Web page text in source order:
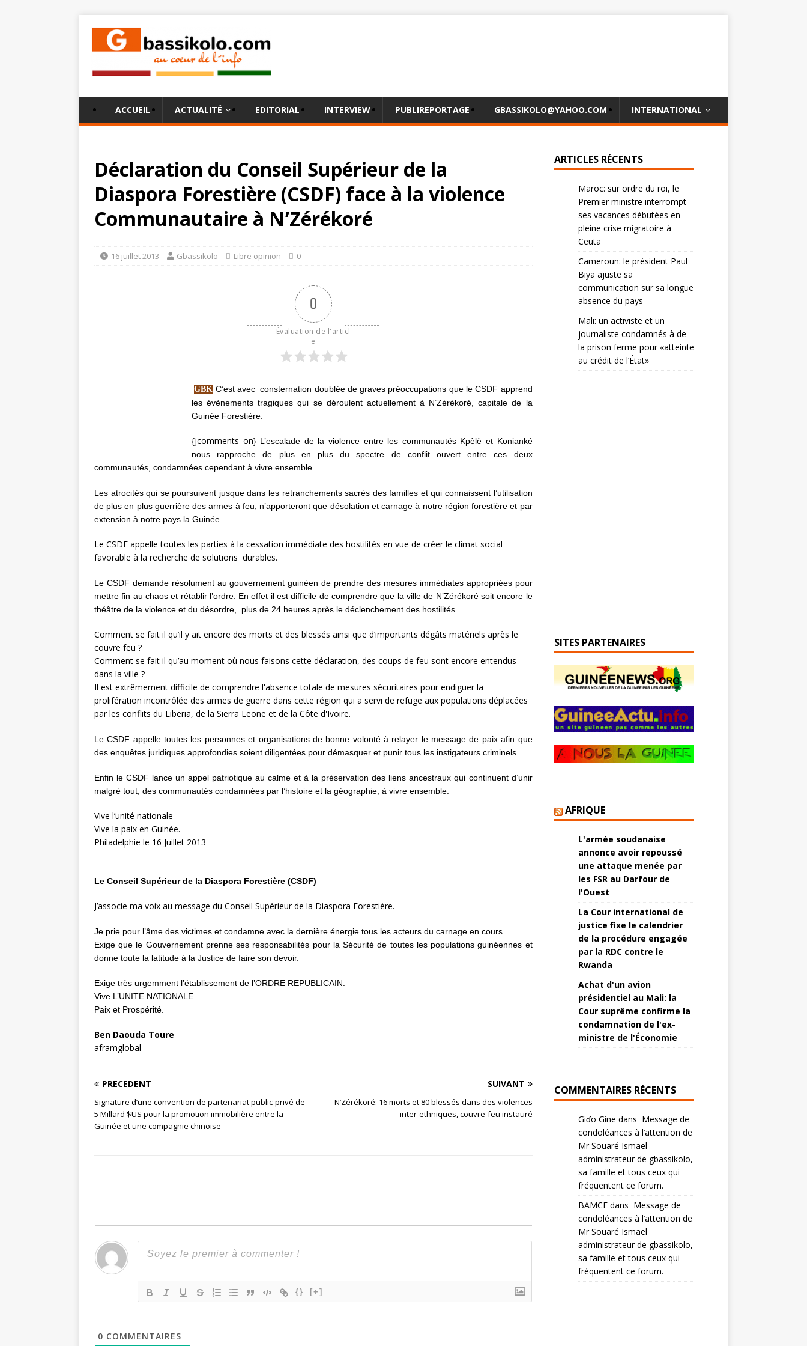
ACCUEIL ACTUALITÉ EDITORIAL INTERVIEW PUBLIREPORTAGE GBASSIKOLO@YAHOO.COM INTERNATIONAL
Déclaration du Conseil Supérieur de la
Diaspora Forestière (CSDF) face à la violence
Communautaire à N’Zérékoré
16 juillet 2013 Gbassikolo Libre opinion 0
0
Évaluation de l'articl
e
GBK C’est avec consternation doublée de graves préoccupations que le CSDF apprend
les évènements tragiques qui se déroulent actuellement à N’Zérékoré, capitale de la
Guinée Forestière.
{jcomments on}L’escalade de la violence entre les communautés Kpèlè et Konianké
nous rapproche de plus en plus du spectre de conflit ouvert entre ces deux
communautés, condamnées cependant à vivre ensemble.
Les atrocités qui se poursuivent jusque dans les retranchements sacrés des familles et qui connaissent l’utilisation
de plus en plus guerrière des armes à feu, n’apporteront que désolation et carnage à notre région forestière et par
extension à notre pays la Guinée.
Le CSDF appelle toutes les parties à la cessation immédiate des hostilités en vue de créer le climat social
favorable à la recherche de solutions durables.
Le CSDF demande résolument au gouvernement guinéen de prendre des mesures immédiates appropriées pour
mettre fin au chaos et rétablir l’ordre. En effet il est difficile de comprendre que la ville de N’Zérékoré soit encore le
théâtre de la violence et du désordre, plus de 24 heures après le déclenchement des hostilités.
Comment se fait il qu’il y ait encore des morts et des blessés ainsi que d’importants dégâts matériels après le
couvre feu ?
Comment se fait il qu’au moment où nous faisons cette déclaration, des coups de feu sont encore entendus
dans la ville ?
Il est extrêmement difficile de comprendre l'absence totale de mesures sécuritaires pour endiguer la
prolifération incontrôlée des armes de guerre dans cette région qui a servi de refuge aux populations déplacées
par les conflits du Liberia, de la Sierra Leone et de la Côte d'Ivoire.
Le CSDF appelle toutes les personnes et organisations de bonne volonté à relayer le message de paix afin que
des enquêtes juridiques approfondies soient diligentées pour démasquer et punir tous les instigateurs criminels.
Enfin le CSDF lance un appel patriotique au calme et à la préservation des liens ancestraux qui continuent d’unir
malgré tout, des communautés condamnées par l’histoire et la géographie, à vivre ensemble.
Vive l’unité nationale
Vive la paix en Guinée.
Philadelphie le 16 Juillet 2013
Le Conseil Supérieur de la Diaspora Forestière (CSDF)
J’associe ma voix au message du Conseil Supérieur de la Diaspora Forestière.
Je prie pour l’âme des victimes et condamne avec la dernière énergie tous les acteurs du carnage en cours.
Exige que le Gouvernement prenne ses responsabilités pour la Sécurité de toutes les populations guinéennes et
donne toute la latitude à la Justice de faire son devoir.
Exige très urgemment l’établissement de l’ORDRE REPUBLICAIN.
Vive L’UNITE NATIONALE
Paix et Prospérité.
Ben Daouda Toure
aframglobal
PRÉCÉDENT
Signature d’une convention de partenariat public-privé de
5 Millard $US pour la promotion immobilière entre la
Guinée et une compagnie chinoise
SUIVANT
N’Zérékoré: 16 morts et 80 blessés dans des violences
inter-ethniques, couvre-feu instauré
{} [+]
0 COMMENTAIRES
ARTICLES RÉCENTS
Maroc: sur ordre du roi, le
Premier ministre interrompt
ses vacances débutées en
pleine crise migratoire à
Ceuta
Cameroun: le président Paul
Biya ajuste sa
communication sur sa longue
absence du pays
Mali: un activiste et un
journaliste condamnés à de
la prison ferme pour «atteinte
au crédit de l’État»
SITES PARTENAIRES
AFRIQUE
L'armée soudanaise
annonce avoir repoussé
une attaque menée par
les FSR au Darfour de
l'Ouest
La Cour international de
justice fixe le calendrier
de la procédure engagée
par la RDC contre le
Rwanda
Achat d'un avion
présidentiel au Mali: la
Cour suprême confirme la
condamnation de l'ex-
ministre de l'Économie
COMMENTAIRES RÉCENTS
Giɗo Gine dans Message de
condoléances à l’attention de
Mr Souaré Ismael
administrateur de gbassikolo,
sa famille et tous ceux qui
fréquentent ce forum.
BAMCEdans Message de
condoléances à l’attention de
Mr Souaré Ismael
administrateur de gbassikolo,
sa famille et tous ceux qui
fréquentent ce forum.